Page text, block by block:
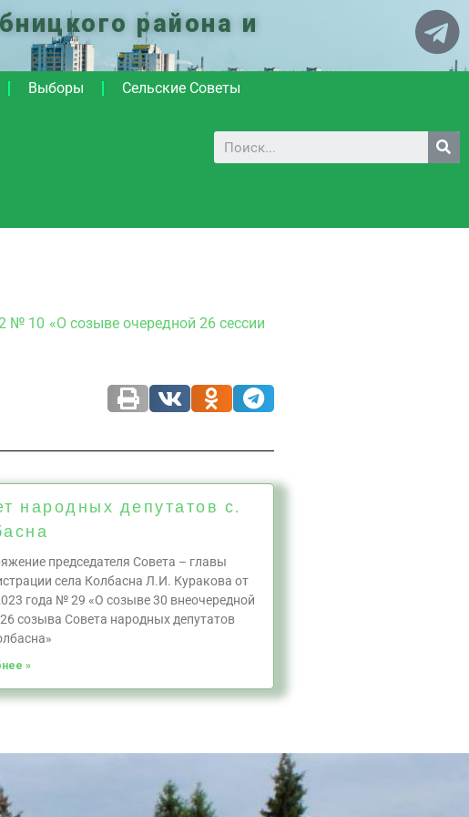
района и
Выборы Сельские Советы
№ 10 «О созыве очередной 26 сессии
народных депутатов с.
председателя Совета – главы
села Колбасна Л.И. Куракова от
года № 29 «О созыве 30 внеочередной
созыва Совета народных депутатов
»